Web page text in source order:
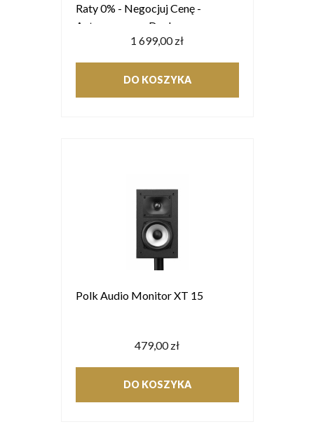
Raty 0% - Negocjuj Cenę -
Autoryzowany Dealer
1 699,00 zł
DO KOSZYKA
Polk Audio Monitor XT 15
479,00 zł
DO KOSZYKA